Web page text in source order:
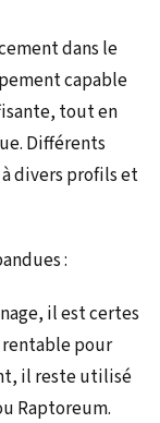
dans le
capable
tout en
Différents
divers profils et
:
il est certes
rentable pour
il reste utilisé
Raptoreum.